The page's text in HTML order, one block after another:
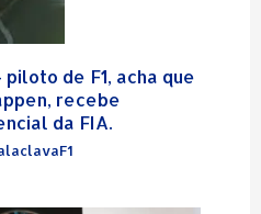
de F1, acha que
recebe
da FIA.